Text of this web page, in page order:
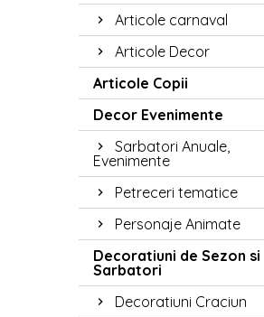
Articole carnaval
Articole Decor
Articole Copii
Decor Evenimente
Sarbatori Anuale,
Evenimente
Petreceri tematice
Personaje Animate
Decoratiuni de Sezon si
Sarbatori
Decoratiuni Craciun